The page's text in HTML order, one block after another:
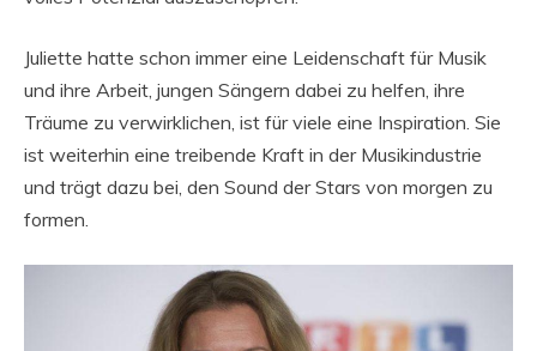
Juliette hatte schon immer eine Leidenschaft für Musik
und ihre Arbeit, jungen Sängern dabei zu helfen, ihre
Träume zu verwirklichen, ist für viele eine Inspiration. Sie
ist weiterhin eine treibende Kraft in der Musikindustrie
und trägt dazu bei, den Sound der Stars von morgen zu
formen.